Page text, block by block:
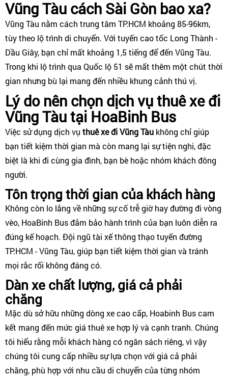
Vũng Tàu cách Sài Gòn bao xa?
Vũng Tàu nằm cách trung tâm TP.HCM khoảng 85-96km,
tùy theo lộ trình di chuyển. Với tuyến cao tốc Long Thành -
Dầu Giây, bạn chỉ mất khoảng 1,5 tiếng để đến Vũng Tàu.
Trong khi lộ trình qua Quốc lộ 51 sẽ mất thêm một chút thời
gian nhưng bù lại mang đến nhiều khung cảnh thú vị.
Lý do nên chọn dịch vụ thuê xe đi
Vũng Tàu tại HoaBinh Bus
Việc sử dụng dịch vụ thuê xe đi Vũng Tàu không chỉ giúp
bạn tiết kiệm thời gian mà còn mang lại sự tiện nghi, đặc
biệt là khi đi cùng gia đình, bạn bè hoặc nhóm khách đông
người.
Tôn trọng thời gian của khách hàng
Không còn lo lắng về những sự cố trễ giờ hay đường đi vòng
vèo, HoaBinh Bus đảm bảo hành trình của bạn luôn diễn ra
đúng kế hoạch. Đội ngũ tài xế thông thạo tuyến đường
TP.HCM - Vũng Tàu, giúp bạn tiết kiệm thời gian và tránh
mọi rắc rối không đáng có.
Dàn xe chất lượng, giá cả phải
chăng
Mặc dù sở hữu những dòng xe cao cấp, Hoabinh Bus cam
kết mang đến mức giá thuê xe hợp lý và cạnh tranh. Chúng
tôi hiểu rằng mỗi khách hàng có ngân sách riêng, vì vậy
chúng tôi cung cấp nhiều sự lựa chọn với giá cả phải
chăng, phù hợp với nhu cầu di chuyển của từng nhóm